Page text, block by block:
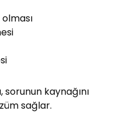
kaynağını
sağlar.